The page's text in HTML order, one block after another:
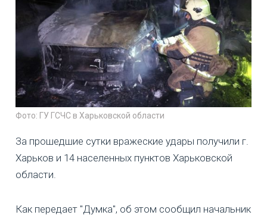
Фото: ГУ ГСЧС в Харьковской области
За прошедшие сутки вражеские удары получили г.
Харьков и 14 населенных пунктов Харьковской
области.
Как передает "Думка", об этом сообщил начальник